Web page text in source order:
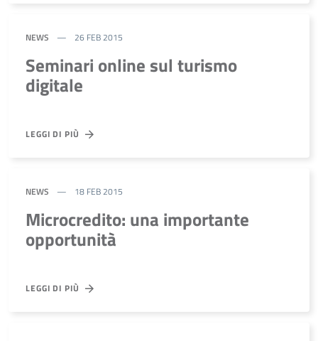
NEWS 26 FEB 2015
Seminari online sul turismo
digitale
LEGGI DI PIÙ
NEWS 18 FEB 2015
Microcredito: una importante
opportunità
LEGGI DI PIÙ